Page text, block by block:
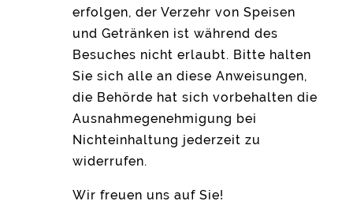
erfolgen, der Verzehr von Speisen
und Getränken ist während des
Besuches nicht erlaubt. Bitte halten
Sie sich alle an diese Anweisungen,
die Behörde hat sich vorbehalten die
Ausnahmegenehmigung bei
Nichteinhaltung jederzeit zu
widerrufen.
Wir freuen uns auf Sie!